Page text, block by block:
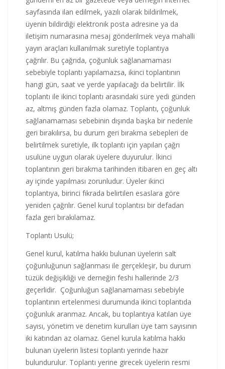
sayfasında ilan edilmek, yazılı olarak bildirilmek,
üyenin bildirdiği elektronik posta adresine ya da
iletişim numarasına mesaj gönderilmek veya mahalli
yayın araçları kullanılmak suretiyle toplantıya
çağrılır. Bu çağrıda, çoğunluk sağlanamaması
sebebiyle toplantı yapılamazsa, ikinci toplantının
hangi gün, saat ve yerde yapılacağı da belirtilir. İlk
toplantı ile ikinci toplantı arasındaki süre yedi günden
az, altmış günden fazla olamaz. Toplantı, çoğunluk
sağlanamaması sebebinin dışında başka bir nedenle
geri bırakılırsa, bu durum geri bırakma sebepleri de
belirtilmek suretiyle, ilk toplantı için yapılan çağrı
usulüne uygun olarak üyelere duyurulur. İkinci
toplantının geri bırakma tarihinden itibaren en geç altı
ay içinde yapılması zorunludur. Üyeler ikinci
toplantıya, birinci fıkrada belirtilen esaslara göre
yeniden çağrılır. Genel kurul toplantısı bir defadan
fazla geri bırakılamaz.
Toplantı Usulü;
Genel kurul, katılma hakkı bulunan üyelerin salt
çoğunluğunun sağlanması ile gerçekleşir, bu durum
tüzük değişikliği ve derneğin feshi hallerinde 2/3
geçerlidir. Çoğunluğun sağlanamaması sebebiyle
toplantının ertelenmesi durumunda ikinci toplantıda
çoğunluk aranmaz. Ancak, bu toplantıya katılan üye
sayısı, yönetim ve denetim kurulları üye tam sayısının
iki katından az olamaz. Genel kurula katılma hakkı
bulunan üyelerin listesi toplantı yerinde hazır
bulundurulur. Toplantı yerine girecek üyelerin resmi